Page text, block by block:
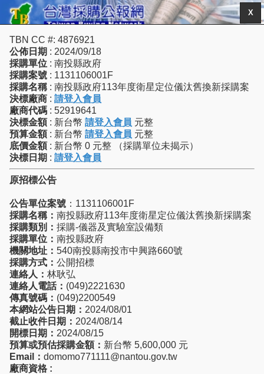
X
TBN CC #: 4876921
公佈日期 : 2024/09/18
採購單位 : 南投縣政府
採購案號 : 1131106001F
採購名稱 : 南投縣政府113年度衛星定位儀汰舊換新採購案
決標廠商 : 請登入會員
廠商代碼 : 52919641
決標金額 : 新台幣 請登入會員 元整
預算金額 : 新台幣 請登入會員 元整
底價金額 : 新台幣 0 元整 （採購單位未揭示）
決標日期 : 請登入會員
原招標公告
公告單位案號 ：1131106001F
採購名稱： 南投縣政府113年度衛星定位儀汰舊換新採購案
採購類別： 採購-儀器及實驗室設備類
採購單位： 南投縣政府
機關地址： 540南投縣南投市中興路660號
採購方式： 公開招標
連絡人： 林耿弘
連絡人電話： (049)2221630
傳真號碼： (049)2200549
本網站公告日期： 2024/08/01
截止收件日期： 2024/08/14
開標日期： 2024/08/15
預算或預估採購金額： 新台幣 5,600,000 元
Email： domomo771111@nantou.gov.tw
廠商資格 :